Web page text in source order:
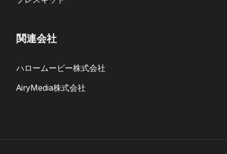
関連会社
ハロームービー株式会社
AiryMedia株式会社